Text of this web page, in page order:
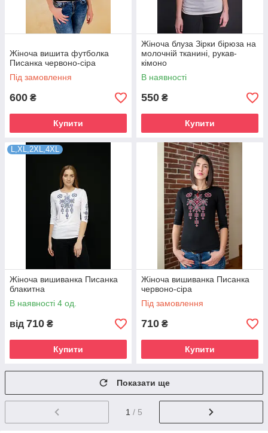
Жіноча вишита футболка
Писанка червоно-сіра
Під замовлення
600 ₴
Купити
Жіноча блуза Зірки бірюза на
молочній тканині, рукав-
кімоно
В наявності
550 ₴
Купити
L,XL,2XL,4XL
Жіноча вишиванка Писанка
блакитна
В наявності 4 од.
від 710 ₴
Купити
Жіноча вишиванка Писанка
червоно-сіра
Під замовлення
710 ₴
Купити
Показати ще
1 / 5